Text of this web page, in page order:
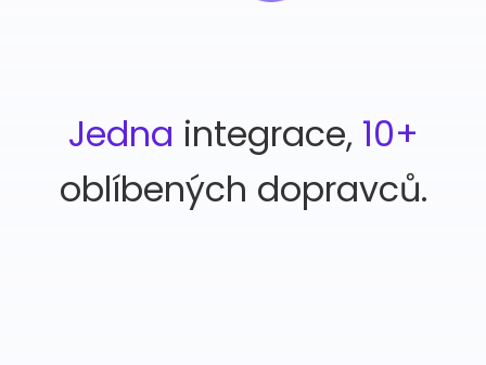
Jedna integrace, 10+
oblíbených dopravců.